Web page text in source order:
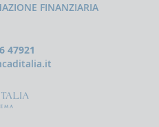
FINANZIARIA
47921